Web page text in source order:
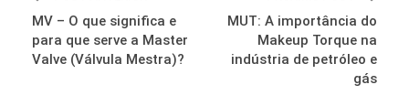
MV – O que significa e
para que serve a Master
Valve (Válvula Mestra)?
MUT: A importância do
Makeup Torque na
indústria de petróleo e
gás